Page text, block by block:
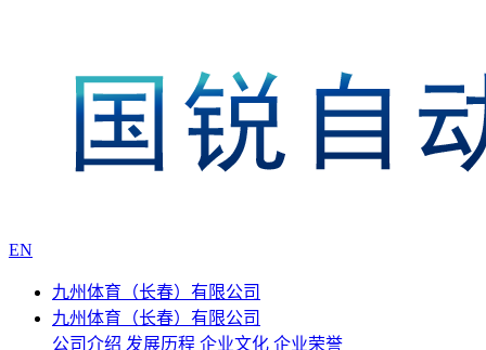
EN
九州体育（长春）有限公司
九州体育（长春）有限公司
公司介绍 发展历程 企业文化 企业荣誉